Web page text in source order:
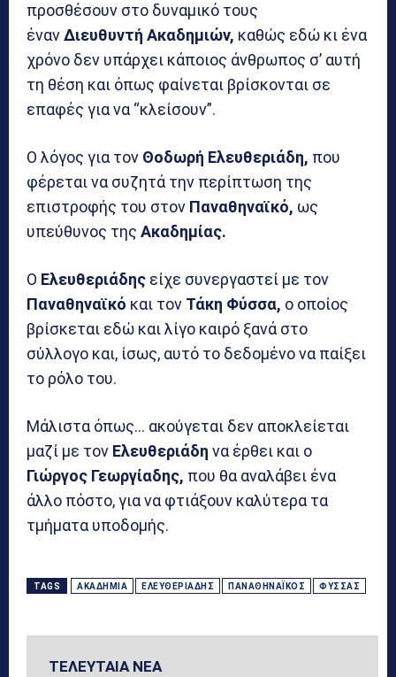
προσθέσουν στο δυναμικό τους
ένανΔιευθυντή Ακαδημιών, καθώς εδώ κι ένα
χρόνο δεν υπάρχει κάποιος άνθρωπος σ’ αυτή
τη θέση και όπως φαίνεται βρίσκονται σε
επαφές για να “κλείσουν”.
Ο λόγος για τον Θοδωρή Ελευθεριάδη, που
φέρεται να συζητά την περίπτωση της
επιστροφής του στον Παναθηναϊκό, ως
υπεύθυνος της Ακαδημίας.
Ο Ελευθεριάδης είχε συνεργαστεί με τον
Παναθηναϊκό και τον Τάκη Φύσσα, ο οποίος
βρίσκεται εδώ και λίγο καιρό ξανά στο
σύλλογο και, ίσως, αυτό το δεδομένο να παίξει
το ρόλο του.
Μάλιστα όπως… ακούγεται δεν αποκλείεται
μαζί με τον Ελευθεριάδη να έρθει και ο
Γιώργος Γεωργίαδης, που θα αναλάβει ένα
άλλο πόστο, για να φτιάξουν καλύτερα τα
τμήματα υποδομής.
TAGS ΑΚΑΔΗΜΊΑ ΕΛΕΥΘΕΡΙΆΔΗΣ ΠΑΝΑΘΗΝΑΪΚΌΣ ΦΎΣΣΑΣ
ΤΕΛΕΥΤΑΙΑ ΝΕΑ